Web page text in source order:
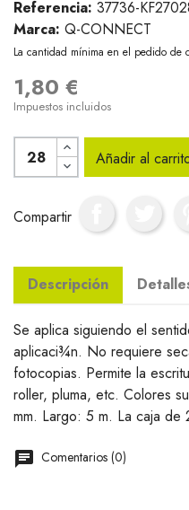
Referencia: 37736-
Marca: Q-CONNECT
La cantidad mínima en el pedido de
1,80 €
Impuestos incluidos
Añadir al
Compartir
Descripción
Se aplica siguiendo el
aplicaci¾n. No requiere
fotocopias. Permite la
roller, pluma, etc. Colores
mm. Largo: 5 m. La caja de
Comentarios (0)